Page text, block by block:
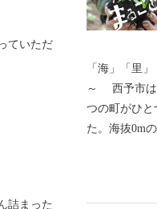
ていただ
詰まった
「海」「里
～ 西予市は愛媛県の南部に位置し、平成16年4月に5
つの町がひと
た。海抜0m
オパーク」